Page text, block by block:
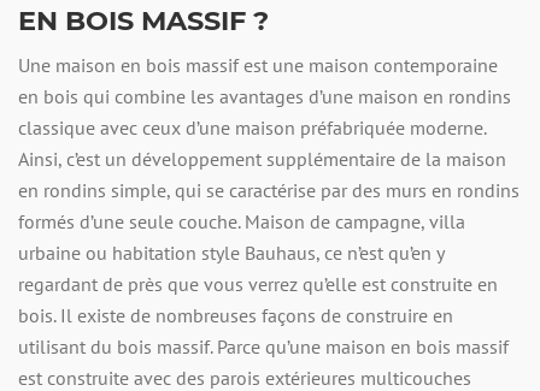
EN BOIS MASSIF ?
Une maison en bois massif est une maison contemporaine
en bois qui combine les avantages d’une maison en rondins
classique avec ceux d’une maison préfabriquée moderne.
Ainsi, c’est un développement supplémentaire de la maison
en rondins simple, qui se caractérise par des murs en rondins
formés d’une seule couche. Maison de campagne, villa
urbaine ou habitation style Bauhaus, ce n’est qu’en y
regardant de près que vous verrez qu’elle est construite en
bois. Il existe de nombreuses façons de construire en
utilisant du bois massif. Parce qu’une maison en bois massif
est construite avec des parois extérieures multicouches